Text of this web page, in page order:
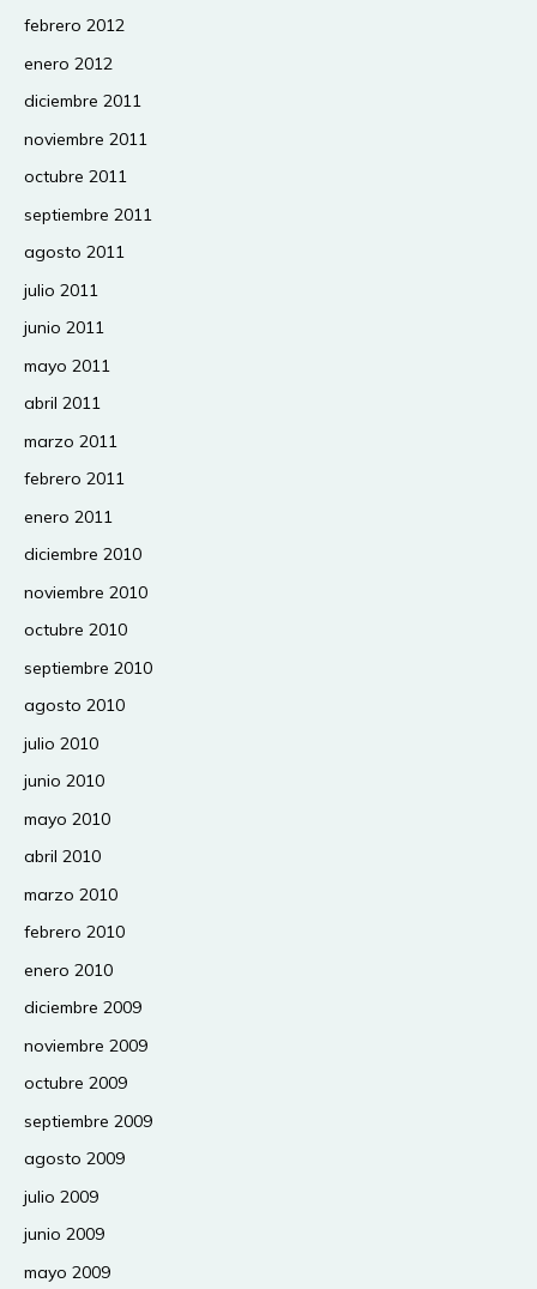
febrero 2012
enero 2012
diciembre 2011
noviembre 2011
octubre 2011
septiembre 2011
agosto 2011
julio 2011
junio 2011
mayo 2011
abril 2011
marzo 2011
febrero 2011
enero 2011
diciembre 2010
noviembre 2010
octubre 2010
septiembre 2010
agosto 2010
julio 2010
junio 2010
mayo 2010
abril 2010
marzo 2010
febrero 2010
enero 2010
diciembre 2009
noviembre 2009
octubre 2009
septiembre 2009
agosto 2009
julio 2009
junio 2009
mayo 2009